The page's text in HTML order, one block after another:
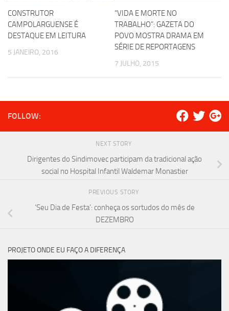
CONSTRUTOR
CAMPOLARGUENSE É
DESTAQUE EM LEITURA
5 JANEIRO, 2016
“VIDA E MORTE NO
TRABALHO”: GAZETA DO
POVO MOSTRA DRAMA EM
SÉRIE DE REPORTAGENS
7 JULHO, 2015
FOLLOW:
NEXT STORY
Dirigentes do Sindimovec participam da tradicional ação
social no Hospital Infantil Waldemar Monastier
PREVIOUS STORY
‘Seu Dia de Festa’: conheça os sortudos do mês de
DEZEMBRO
PROJETO ONDE EU FAÇO A DIFERENÇA